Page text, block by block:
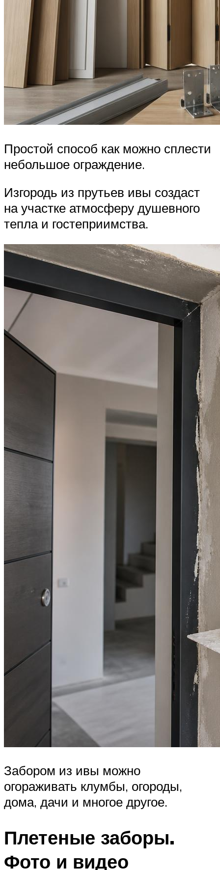
Простой способ как можно сплести
небольшое ограждение.
Изгородь из прутьев ивы создаст
на участке атмосферу душевного
тепла и гостеприимства.
Забором из ивы можно
огораживать клумбы, огороды,
дома, дачи и многое другое.
Плетеные заборы.
Фото и видео